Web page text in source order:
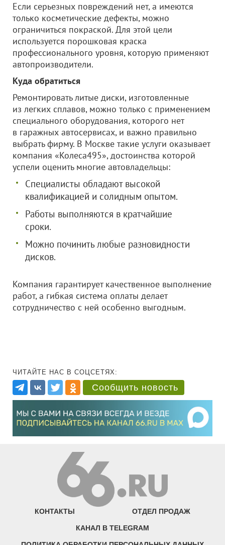
Если серьезных повреждений нет, а имеются
только косметические дефекты, можно
ограничиться покраской. Для этой цели
используется порошковая краска
профессионального уровня, которую применяют
автопроизводители.
Куда обратиться
Ремонтировать литые диски, изготовленные
из легких сплавов, можно только с применением
специального оборудования, которого нет
в гаражных автосервисах, и важно правильно
выбрать фирму. В Москве такие услуги оказывает
компания «Колеса495», достоинства которой
успели оценить многие автовладельцы:
Специалисты обладают высокой
квалификацией и солидным опытом.
Работы выполняются в кратчайшие
сроки.
Можно починить любые разновидности
дисков.
Компания гарантирует качественное выполнение
работ, а гибкая система оплаты делает
сотрудничество с ней особенно выгодным.
ЧИТАЙТЕ НАС В СОЦСЕТЯХ:
Сообщить новость
КОНТАКТЫ ОТДЕЛ ПРОДАЖ
КАНАЛ В TELEGRAM